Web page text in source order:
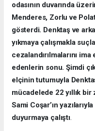
odasının duvarında
Menderes, Zorlu ve
gösterdi. Denktaş ve
yıkmaya çalışmakla
cezalandırılmalarını
edenlerin sonu. Şimdi
elçinin tutumuyla
mücadelede 22 yıllık
Sami Coşar’ın
duyurmaya çalıştı.